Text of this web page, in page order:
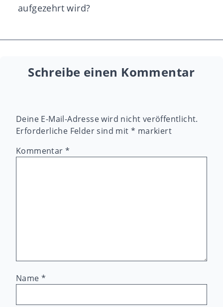
aufgezehrt wird?
Schreibe einen Kommentar
Deine E-Mail-Adresse wird nicht veröffentlicht.
Erforderliche Felder sind mit * markiert
Kommentar*
Name *